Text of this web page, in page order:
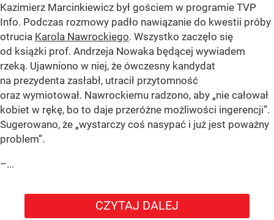
Kazimierz Marcinkiewicz był gościem w programie TVP
Info. Podczas rozmowy padło nawiązanie do kwestii próby
otrucia Karola Nawrockiego. Wszystko zaczęło się
od książki prof. Andrzeja Nowaka będącej wywiadem
rzeką. Ujawniono w niej, że ówczesny kandydat
na prezydenta zasłabł, utracił przytomność
oraz wymiotował. Nawrockiemu radzono, aby „nie całował
kobiet w rękę, bo to daje przeróżne możliwości ingerencji”.
Sugerowano, że „wystarczy coś nasypać i już jest poważny
problem”.
–...
CZYTAJ DALEJ